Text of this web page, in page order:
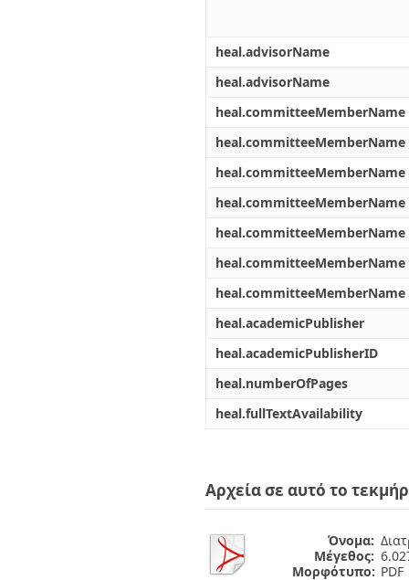
heal.advisorName
heal.advisorName
heal.committeeMemberName
heal.committeeMemberName
heal.committeeMemberName
heal.committeeMemberName
heal.committeeMemberName
heal.committeeMemberName
heal.committeeMemberName
heal.academicPublisher
heal.academicPublisherID
heal.numberOfPages
heal.fullTextAvailability
Αρχεία σε αυτό το
Όνομα:
Μέγεθος:
Μορφότυπο: PDF